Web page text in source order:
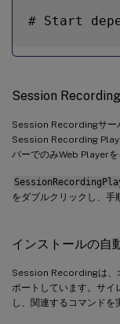
# Start
if (
foreach
}
}
Session
Session Recordingサー
Session Recording
バーでのみWeb Playerを
をダブルクリックし、手
インストールの自
Session Recordingは、
ポートしています。サイ
し、関連するコマンドを